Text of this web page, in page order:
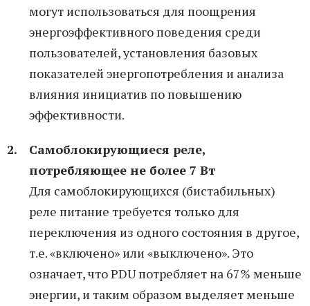
могут использоваться для поощрения
энергоэффективного поведения среди
пользователей, установления базовых
показателей энергопотребления и анализа
влияния инициатив по повышению
эффективности.
Самоблокирующиеся реле,
потребляющее не более 7 Вт
Для самоблокирующихся (бистабильных)
реле питание требуется только для
переключения из одного состояния в другое,
т.е. «включено» или «выключено». Это
означает, что PDU потребляет на 67% меньше
энергии, и таким образом выделяет меньше